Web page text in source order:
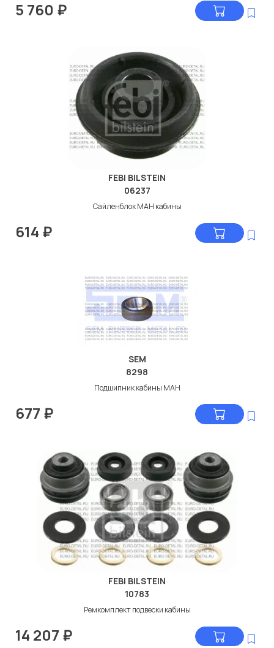
5 760 ₽
FEBI BILSTEIN
06237
Сайленблок МАН кабины
614 ₽
SEM
8298
Подшипник кабины МАН
677 ₽
FEBI BILSTEIN
10783
Ремкомплект подвески кабины
14 207 ₽